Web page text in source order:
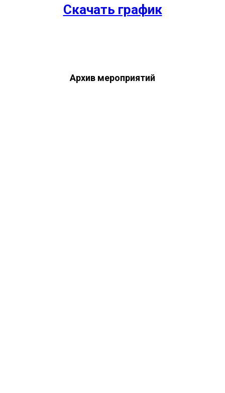
Скачать график
Архив мероприятий